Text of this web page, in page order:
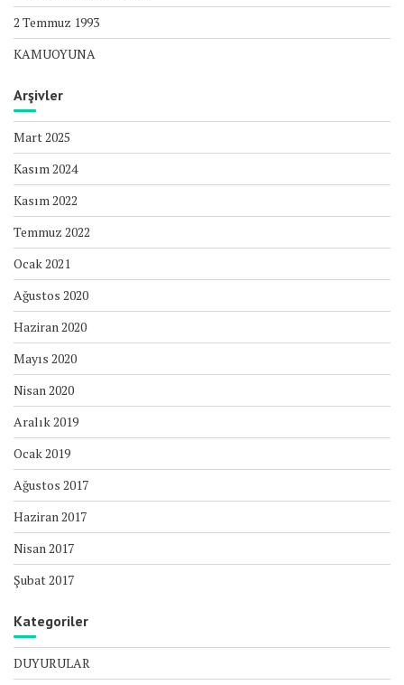
2 Temmuz 1993
KAMUOYUNA
Arşivler
Mart 2025
Kasım 2024
Kasım 2022
Temmuz 2022
Ocak 2021
Ağustos 2020
Haziran 2020
Mayıs 2020
Nisan 2020
Aralık 2019
Ocak 2019
Ağustos 2017
Haziran 2017
Nisan 2017
Şubat 2017
Kategoriler
DUYURULAR